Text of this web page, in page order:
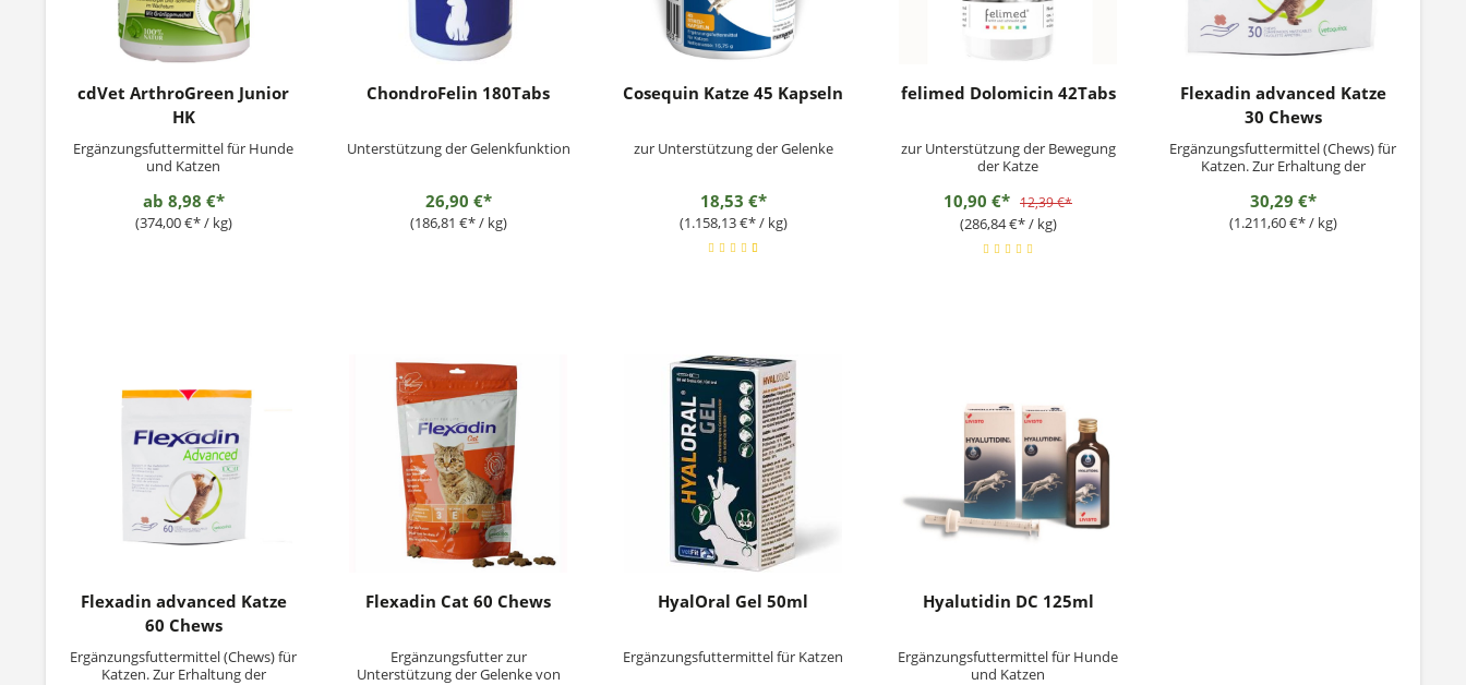
cdVet ArthroGreen Junior
HK
Ergänzungsfuttermittel für Hunde
und Katzen
ab 8,98 €*
(374,00 €* / kg)
ChondroFelin 180Tabs
Unterstützung der Gelenkfunktion
26,90 €*
(186,81 €* / kg)
Cosequin Katze 45 Kapseln
zur Unterstützung der Gelenke
18,53 €*
(1.158,13 €* / kg)
felimed Dolomicin 42Tabs
zur Unterstützung der Bewegung
der Katze
10,90 €* 12,39 €*
(286,84 €* / kg)
Flexadin advanced Katze
30 Chews
Ergänzungsfuttermittel (Chews) für
Katzen. Zur Erhaltung der
Gelenke mit immunaktiven
Kollagen
Fütterungsempfehlung:Katzen
30,29 €*
(1.211,60 €* / kg)
Flexadin advanced Katze
60 Chews
Ergänzungsfuttermittel (Chews) für
Katzen. Zur Erhaltung der
Flexadin Cat 60 Chews
Ergänzungsfutter zur
Unterstützung der Gelenke von
HyalOral Gel 50ml
Ergänzungsfuttermittel für Katzen
Hyalutidin DC 125ml
Ergänzungsfuttermittel für Hunde
und Katzen